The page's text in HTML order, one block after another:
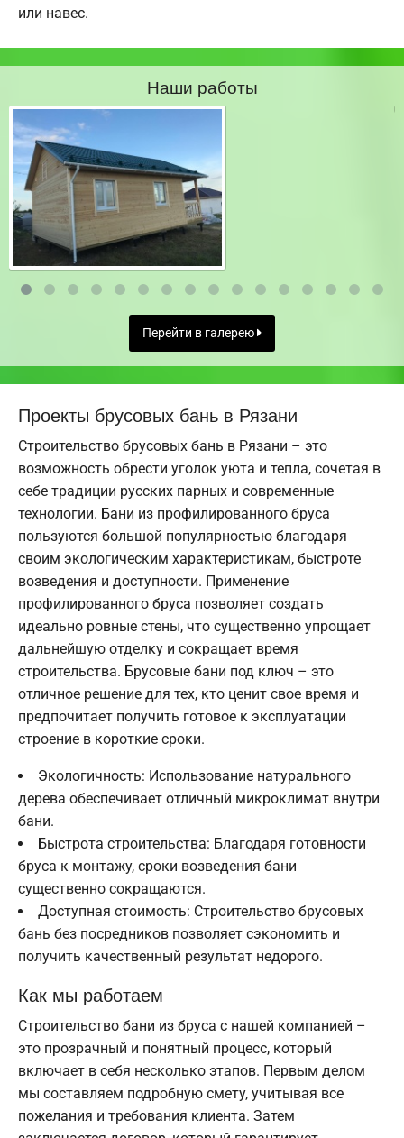
или навес.
Наши работы
Перейти в галерею
Проекты брусовых бань в Рязани
Строительство брусовых бань в Рязани – это
возможность обрести уголок уюта и тепла, сочетая в
себе традиции русских парных и современные
технологии. Бани из профилированного бруса
пользуются большой популярностью благодаря
своим экологическим характеристикам, быстроте
возведения и доступности. Применение
профилированного бруса позволяет создать
идеально ровные стены, что существенно упрощает
дальнейшую отделку и сокращает время
строительства. Брусовые бани под ключ – это
отличное решение для тех, кто ценит свое время и
предпочитает получить готовое к эксплуатации
строение в короткие сроки.
Экологичность: Использование натурального
дерева обеспечивает отличный микроклимат внутри
бани.
Быстрота строительства: Благодаря готовности
бруса к монтажу, сроки возведения бани
существенно сокращаются.
Доступная стоимость: Строительство брусовых
бань без посредников позволяет сэкономить и
получить качественный результат недорого.
Как мы работаем
Строительство бани из бруса с нашей компанией –
это прозрачный и понятный процесс, который
включает в себя несколько этапов. Первым делом
мы составляем подробную смету, учитывая все
пожелания и требования клиента. Затем